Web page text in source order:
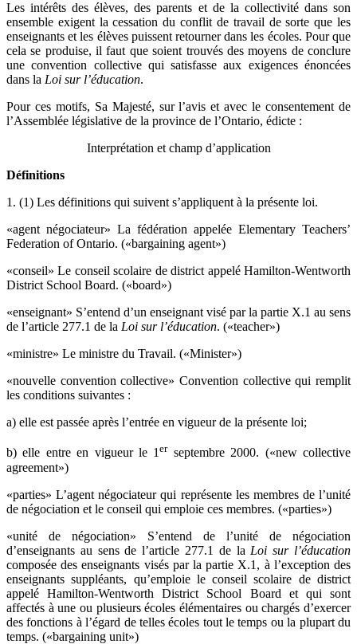
Les intérêts des élèves, des parents et de la collectivité dans son
ensemble exigent la cessation du conflit de travail de sorte que les
enseignants et les élèves puissent retourner dans les écoles. Pour que
cela se produise, il faut que soient trouvés des moyens de conclure
une convention collective qui satisfasse aux exigences énoncées
dans la Loi sur l’éducation.
Pour ces motifs, Sa Majesté, sur l’avis et avec le consentement de
l’Assemblée législative de la province de l’Ontario, édicte :
Interprétation et champ d’application
Définitions
1. (1) Les définitions qui suivent s’appliquent à la présente loi.
«agent négociateur» La fédération appelée Elementary Teachers’
Federation of Ontario. («bargaining agent»)
«conseil» Le conseil scolaire de district appelé Hamilton-Wentworth
District School Board. («board»)
«enseignant» S’entend d’un enseignant visé par la partie X.1 au sens
de l’article 277.1 de la Loi sur l’éducation. («teacher»)
«ministre» Le ministre du Travail. («Minister»)
«nouvelle convention collective» Convention collective qui remplit
les conditions suivantes :
a) elle est passée après l’entrée en vigueur de la présente loi;
b) elle entre en vigueur le 1erseptembre 2000. («new collective
agreement»)
«parties» L’agent négociateur qui représente les membres de l’unité
de négociation et le conseil qui emploie ces membres. («parties»)
«unité de négociation» S’entend de l’unité de négociation
d’enseignants au sens de l’article 277.1 de la Loi sur l’éducation
composée des enseignants visés par la partie X.1, à l’exception des
enseignants suppléants, qu’emploie le conseil scolaire de district
appelé Hamilton-Wentworth District School Board et qui sont
affectés à une ou plusieurs écoles élémentaires ou chargés d’exercer
des fonctions à l’égard de telles écoles tout le temps ou la plupart du
temps. («bargaining unit»)